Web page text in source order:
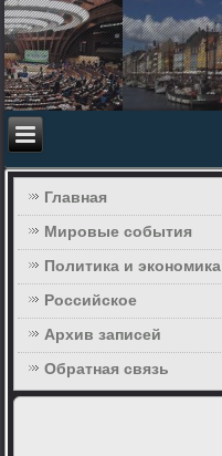
Главная
Мировые события
Политика и экономика
Российское
Архив записей
Обратная связь